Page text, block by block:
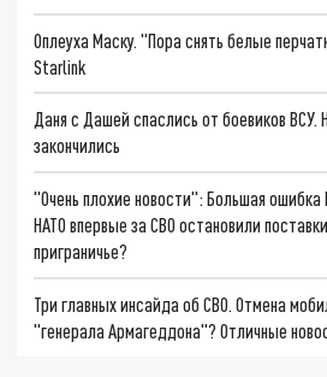
Оплеуха Маску. "Пора снять белые
Starlink
Даня с Дашей спаслись от боевиков
закончились
"Очень плохие новости": Большая
НАТО впервые за СВО остановили
приграничье?
Три главных инсайда об СВО. Отмена
"генерала Армагеддона"? Отличные